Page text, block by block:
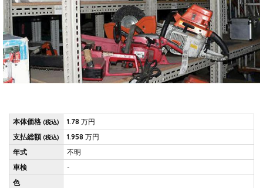
本体価格 (税込) 1.78 万円
支払総額 (税込) 1.958 万円
年式
不明
車検
-
色